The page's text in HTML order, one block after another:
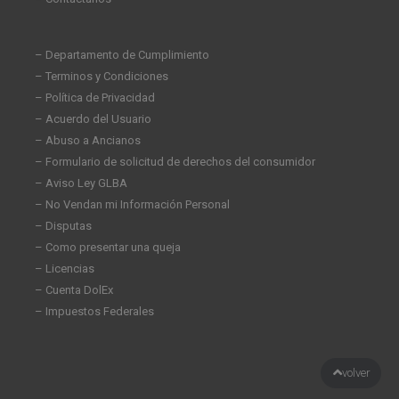
– Departamento de Cumplimiento
– Terminos y Condiciones
– Política de Privacidad
– Acuerdo del Usuario
– Abuso a Ancianos
– Formulario de solicitud de derechos del consumidor
– Aviso Ley GLBA
– No Vendan mi Información Personal
– Disputas
– Como presentar una queja
– Licencias
– Cuenta DolEx
– Impuestos Federales
volver